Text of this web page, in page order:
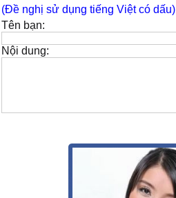
(Đề nghị sử dụng tiếng Việt có dấu)
Tên bạn:
Nội dung: